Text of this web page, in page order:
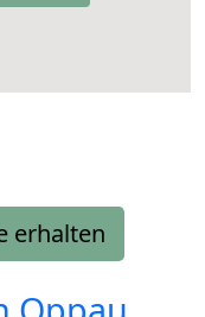
erhalten